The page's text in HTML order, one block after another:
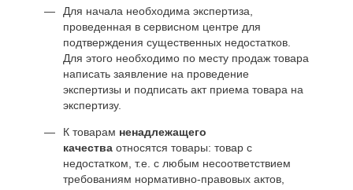
Для начала необходима экспертиза,
проведенная в сервисном центре для
подтверждения существенных недостатков.
Для этого необходимо по месту продаж товара
написать заявление на проведение
экспертизы и подписать акт приема товара на
экспертизу.
К товарам ненадлежащего
качества относятся товары: товар с
недостатком, т.е. с любым несоответствием
требованиям нормативно-правовых актов,